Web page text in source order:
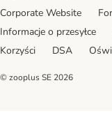
Corporate Website
Informacje o przesyłce
Korzyści
DSA
© zooplus SE 2026